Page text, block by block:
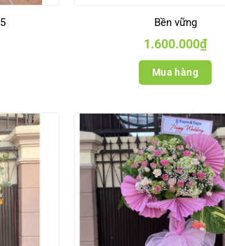
Bền vững
1.600.000₫
Mua hàng